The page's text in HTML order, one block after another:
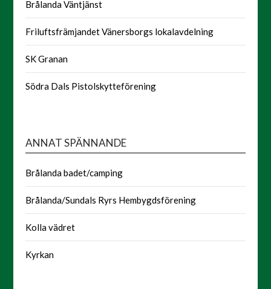
Brålanda Väntjänst
Friluftsfrämjandet Vänersborgs lokalavdelning
SK Granan
Södra Dals Pistolskytteförening
ANNAT SPÄNNANDE
Brålanda badet/camping
Brålanda/Sundals Ryrs Hembygdsförening
Kolla vädret
Kyrkan